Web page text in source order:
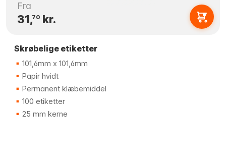
Fra
31,70kr.
Skrøbelige etiketter
101,6mm x 101,6mm
Papir hvidt
Permanent klæbemiddel
100 etiketter
25 mm kerne